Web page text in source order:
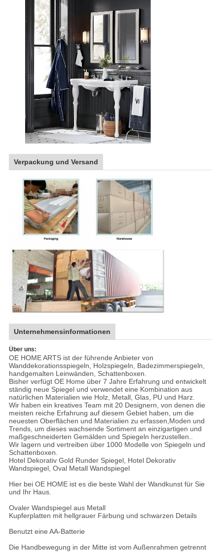
Verpackung und Versand
Unternehmensinformationen
Über uns:
OE HOME ARTS ist der führende Anbieter von
Wanddekorationsspiegeln, Holzspiegeln, Badezimmerspiegeln,
handgemalten Leinwänden, Schattenboxen.
Bisher verfügt OE Home über 7 Jahre Erfahrung und entwickelt
ständig neue Spiegel und verwendet eine Kombination aus
natürlichen Materialien wie Holz, Metall, Glas, PU und Harz.
Wir haben ein kreatives Team mit 20 Designern, von denen die
meisten reiche Erfahrung auf diesem Gebiet haben, um die
neuesten Oberflächen und Materialien zu erfassen,Moden und
Trends, um dieses wachsende Sortiment an einzigartigen und
maßgeschneiderten Gemälden und Spiegeln herzustellen..
Wir lagern und vertreiben über 1000 Modelle von Spiegeln und
Schattenboxen.
Hotel Dekorativ Gold Runder Spiegel, Hotel Dekorativ
Wandspiegel, Oval Metall Wandspiegel
Hier bei OE HOME ist es die beste Wahl der Wandkunst für Sie
und Ihr Haus.
Ovaler Wandspiegel aus Metall
Kupferplatten mit hellgrauer Färbung und schwarzen Details
Benutzt eine AA-Batterie
Die Handbewegung in der Mitte ist vom Außenrahmen getrennt